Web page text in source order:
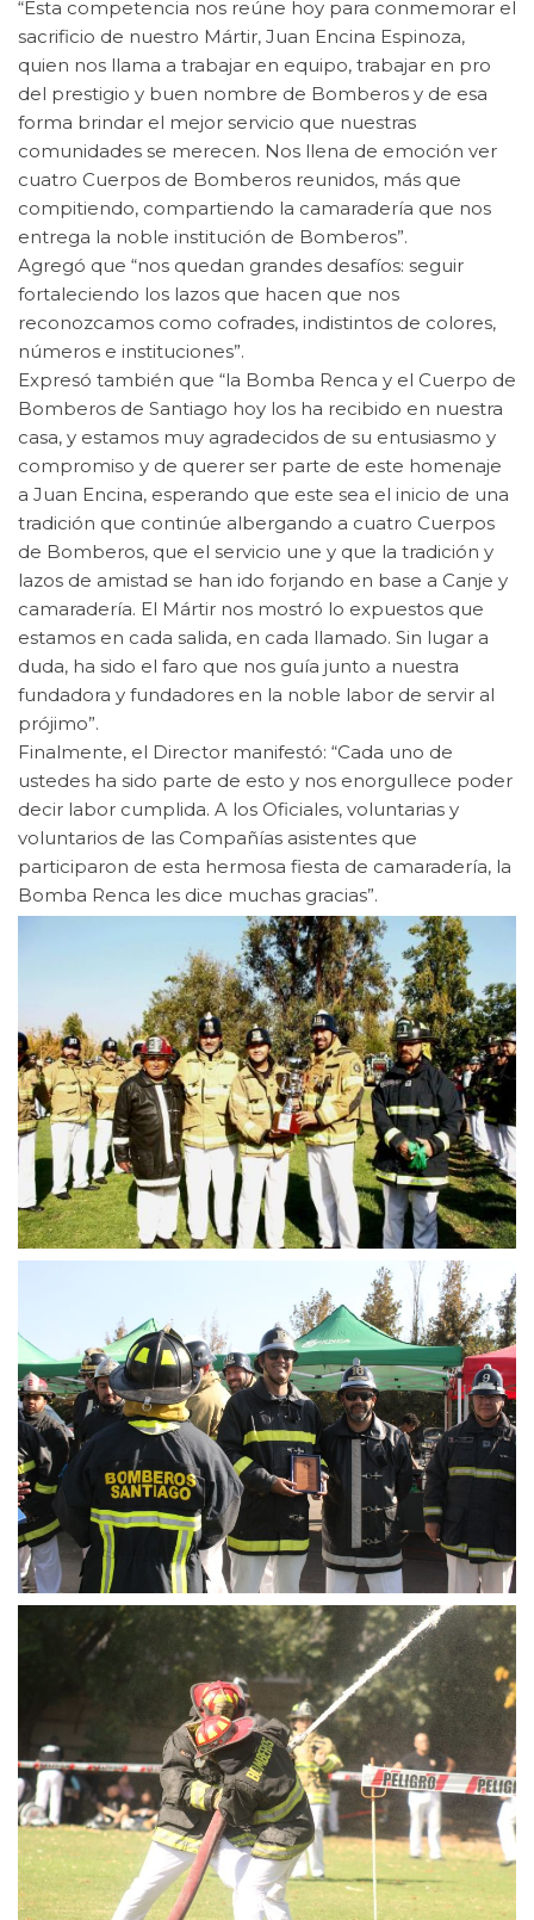
“Esta competencia nos reúne hoy para conmemorar el
sacrificio de nuestro Mártir, Juan Encina Espinoza,
quien nos llama a trabajar en equipo, trabajar en pro
del prestigio y buen nombre de Bomberos y de esa
forma brindar el mejor servicio que nuestras
comunidades se merecen. Nos llena de emoción ver
cuatro Cuerpos de Bomberos reunidos, más que
compitiendo, compartiendo la camaradería que nos
entrega la noble institución de Bomberos”.
Agregó que “nos quedan grandes desafíos: seguir
fortaleciendo los lazos que hacen que nos
reconozcamos como cofrades, indistintos de colores,
números e instituciones”.
Expresó también que “la Bomba Renca y el Cuerpo de
Bomberos de Santiago hoy los ha recibido en nuestra
casa, y estamos muy agradecidos de su entusiasmo y
compromiso y de querer ser parte de este homenaje
a Juan Encina, esperando que este sea el inicio de una
tradición que continúe albergando a cuatro Cuerpos
de Bomberos, que el servicio une y que la tradición y
lazos de amistad se han ido forjando en base a Canje y
camaradería. El Mártir nos mostró lo expuestos que
estamos en cada salida, en cada llamado. Sin lugar a
duda, ha sido el faro que nos guía junto a nuestra
fundadora y fundadores en la noble labor de servir al
prójimo”.
Finalmente, el Director manifestó: “Cada uno de
ustedes ha sido parte de esto y nos enorgullece poder
decir labor cumplida. A los Oficiales, voluntarias y
voluntarios de las Compañías asistentes que
participaron de esta hermosa fiesta de camaradería, la
Bomba Renca les dice muchas gracias”.